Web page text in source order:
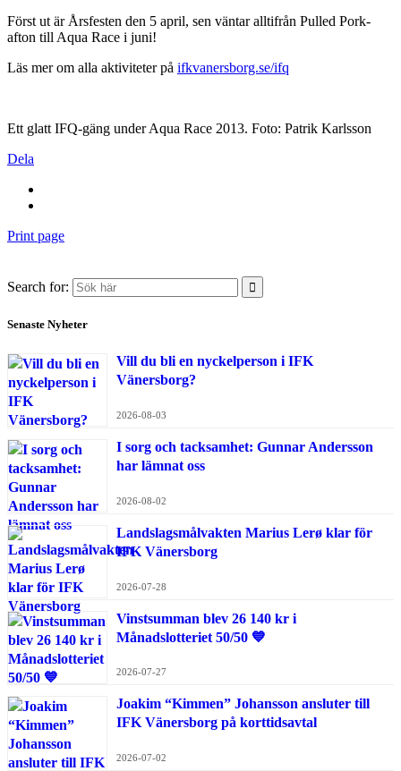
Först ut är Årsfesten den 5 april, sen väntar alltifrån Pulled Pork-
afton till Aqua Race i juni!
Läs mer om alla aktiviteter på ifkvanersborg.se/ifq
Ett glatt IFQ-gäng under Aqua Race 2013. Foto: Patrik Karlsson
Dela
Print page
Search for:
Senaste Nyheter
Vill du bli en nyckelperson i IFK
Vänersborg?
2026-08-03
I sorg och tacksamhet: Gunnar Andersson
har lämnat oss
2026-08-02
Landslagsmålvakten Marius Lerø klar för
IFK Vänersborg
2026-07-28
Vinstsumman blev 26 140 kr i
Månadslotteriet 50/50 💙
2026-07-27
Joakim “Kimmen” Johansson ansluter till
IFK Vänersborg på korttidsavtal
2026-07-02